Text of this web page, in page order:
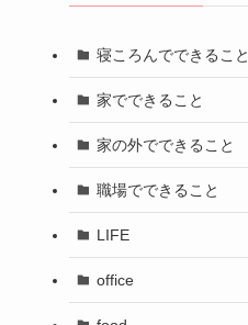
寝ころんでできること
家でできること
家の外でできること
職場でできること
LIFE
office